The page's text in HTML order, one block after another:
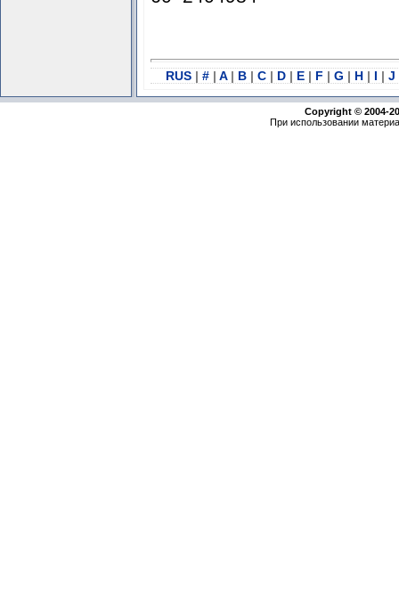
RUS | # | A | B | C | D | E | F | G | H | I | J
Copyright © 2004-
При использовании